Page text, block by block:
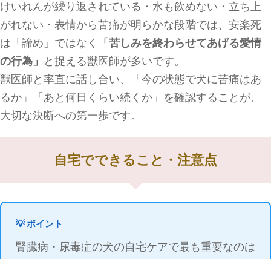
けいれんが繰り返されている・水も飲めない・立ち上
がれない・表情から苦痛が明らかな段階では、安楽死
は「諦め」ではなく
「苦しみを終わらせてあげる愛情
の行為」
と捉える獣医師が多いです。
獣医師と率直に話し合い、「今の状態で犬に苦痛はあ
るか」「あと何日くらい続くか」を確認することが、
大切な決断への第一歩です。
自宅でできること・注意点
💡 ポイント
腎臓病・尿毒症の犬の自宅ケアで最も重要なのは